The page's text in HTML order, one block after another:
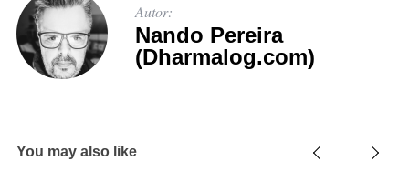
Autor:
Nando Pereira
(Dharmalog.com)
You may also like